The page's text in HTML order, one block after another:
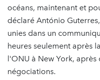
océans, maintenant et
déclaré António
unies dans un
heures seulement après
l'ONU à New York, après
négociations.